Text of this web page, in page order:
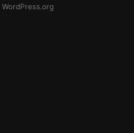
WordPress.org